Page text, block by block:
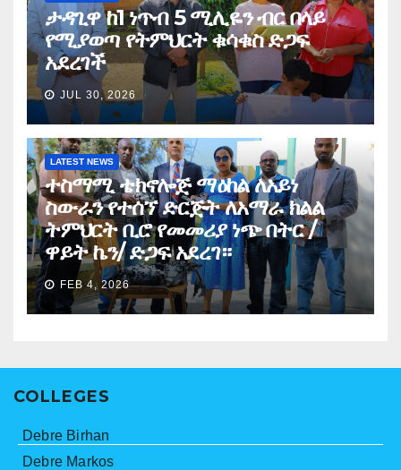
ታዳጊዋ ከ1 ነጥብ 5 ሚሊዬን ብር በላይ
የሚያወጣ የትምህርት ቁሳቁስ ድጋፍ
አደረገች
JUL 30, 2026
LATEST NEWS
ተስማሚ ቴክኖሎጅ ማዕከል ለአይነ
ስውራን የተሰኘ ድርጅት ለአማራ ክልል
ትምህርት ቢሮ የመመሪያ ነጭ በትር /
ዋይት ኬን/ ድጋፍ አደረገ።
FEB 4, 2026
COLLEGES
Debre Birhan
Debre Markos